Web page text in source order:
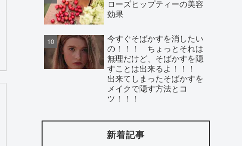
ローズヒップティーの美容
効果
今すぐそばかすを消したい
の！！！ ちょっとそれは
無理だけど、そばかすを隠
すことは出来るよ！！！
出来てしまったそばかすを
メイクで隠す方法とコ
ツ！！！
新着記事